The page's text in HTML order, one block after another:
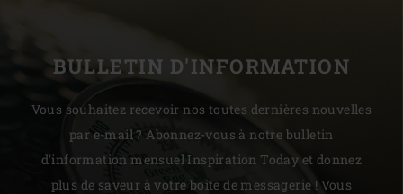
BULLETIN D'INFORMATION
Vous souhaitez recevoir nos toutes dernières nouvelles
par e-mail ? Abonnez-vous à notre bulletin
d'information mensuel Inspiration Today et donnez
plus de saveur à votre boîte de messagerie ! Vous